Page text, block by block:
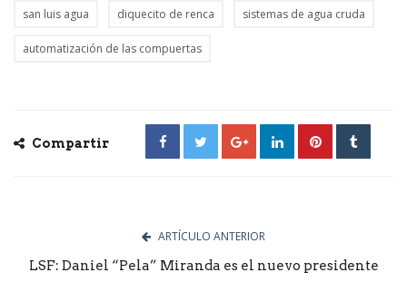
san luis agua diquecito de renca sistemas de agua cruda
automatización de las compuertas
Compartir
ARTÍCULO ANTERIOR
LSF: Daniel “Pela” Miranda es el nuevo presidente